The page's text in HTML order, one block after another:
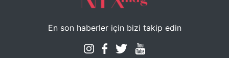
En son haberler için bizi takip edin